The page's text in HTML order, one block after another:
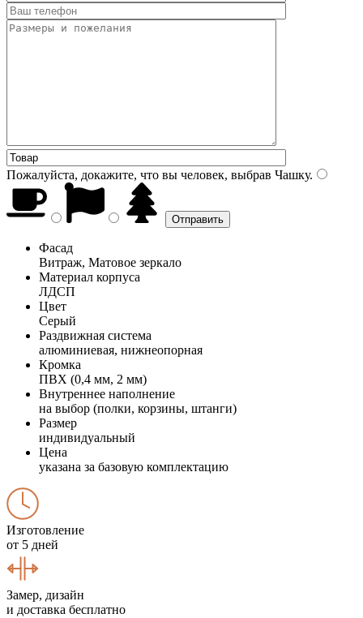
Пожалуйста, докажите, что вы человек, выбрав Чашку.
Фасад
Витраж, Матовое зеркало
Материал корпуса
ЛДСП
Цвет
Серый
Раздвижная система
алюминиевая, нижнеопорная
Кромка
ПВХ (0,4 мм, 2 мм)
Внутреннее наполнение
на выбор (полки, корзины, штанги)
Размер
индивидуальный
Цена
указана за базовую комплектацию
Изготовление
от 5 дней
Замер, дизайн
и доставка бесплатно